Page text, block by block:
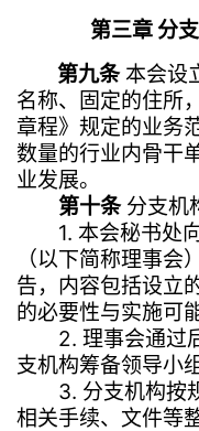
第三章 分
第九条本会设
名称、固定的住所
章程》规定的业务
数量的行业内骨干
业发展。
第十条分支机
1. 本会秘书处向
（以下简称理事
告，内容包括设立
的必要性与实施可
2. 理事会通过后
支机构筹备领导小
3. 分支机构按规
相关手续、文件等